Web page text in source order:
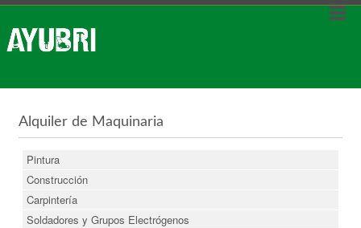
Alquiler de Maquinaria
Pintura
Construcción
Carpintería
Soldadores y Grupos Electrógenos